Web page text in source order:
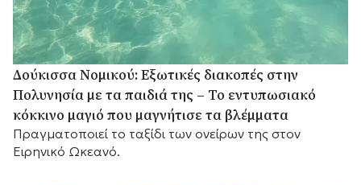
Δούκισσα Νομικού: Εξωτικές διακοπές στην
Πολυνησία με τα παιδιά της – Το εντυπωσιακό
κόκκινο μαγιό που μαγνήτισε τα βλέμματα
Πραγματοποιεί το ταξίδι των ονείρων της στον
Ειρηνικό Ωκεανό.